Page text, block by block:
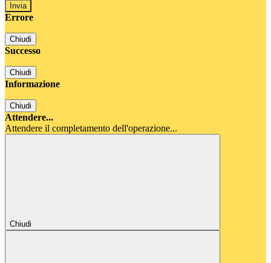
Errore
Chiudi
Successo
Chiudi
Informazione
Chiudi
Attendere...
Attendere il completamento dell'operazione...
Chiudi